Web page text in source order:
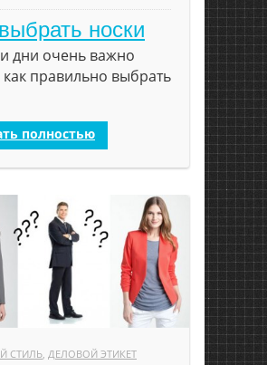
носки
дни очень важно
как правильно выбрать
полностью
СТИЛЬ ДЕЛОВОЙ ЭТИКЕТ